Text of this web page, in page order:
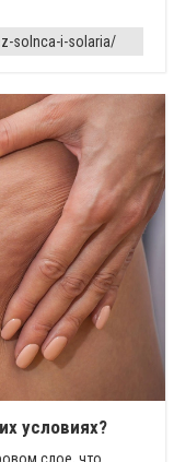
solnca-i-solaria/
условиях?
слое, что